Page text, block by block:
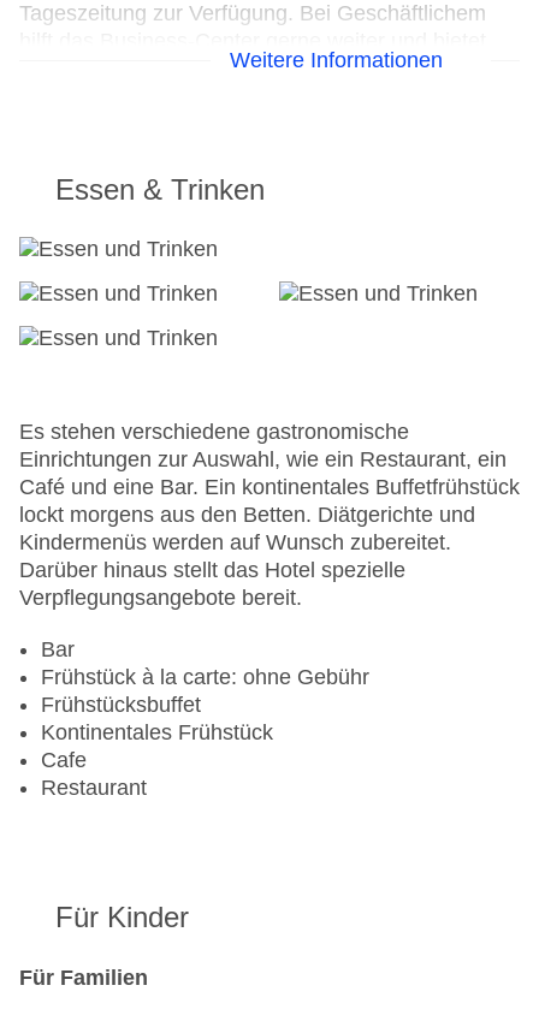
Tageszeitung zur Verfügung. Bei Geschäftlichem
Check-in von: 14:00:00
Check-out bis: 12:00:00
Garage: gegen Gebühr
Hotelsafe
Letzte umfassende Renovierung: 2019
Zimmerservice
Sonnenterrasse
Gesamtanzahl der Zimmer: 35
Zahlungsarten: American Express, Mastercard,
Visa
Landeskategorie: 4 Sterne
Weitere Informationen
Essen & Trinken
Es stehen verschiedene gastronomische
Einrichtungen zur Auswahl, wie ein Restaurant, ein
Café und eine Bar. Ein kontinentales Buffetfrühstück
lockt morgens aus den Betten. Diätgerichte und
Kindermenüs werden auf Wunsch zubereitet.
Darüber hinaus stellt das Hotel spezielle
Verpflegungsangebote bereit.
Bar
Frühstück à la carte: ohne Gebühr
Frühstücksbuffet
Kontinentales Frühstück
Cafe
Restaurant
Für Kinder
Für Familien